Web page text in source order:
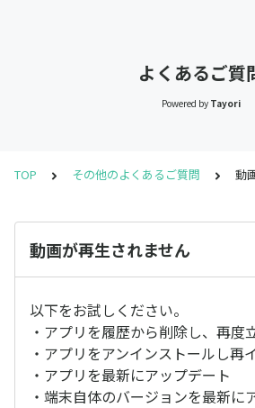
よくあるご質
Powered by Tayori
TOP その他のよくあるご質問 動
動画が再生されません
以下をお試しください。
・アプリを履歴から削除し、再度
・アプリをアンインストールし再
・アプリを最新にアップデート
・端末自体のバージョンを最新に